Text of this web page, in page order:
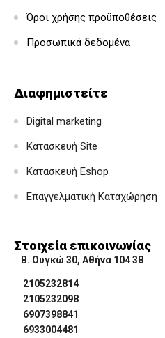
Όροι χρήσης προϋποθέσεις
Προσωπικά δεδομένα
Διαφημιστείτε
Digital marketing
Κατασκευή Site
Κατασκευή Eshop
Επαγγελματική Καταχώρηση
Στοιχεία επικοινωνίας
Β. Ουγκώ 30, Αθήνα 104 38
2105232814
2105232098
6907398841
6933004481